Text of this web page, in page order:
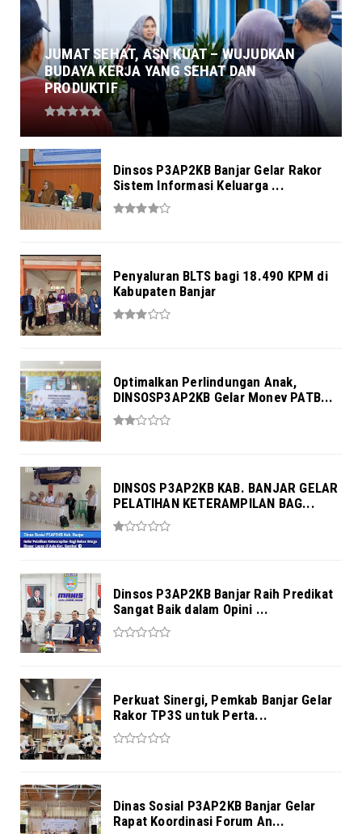
JUMAT SEHAT, ASN KUAT – WUJUDKAN
BUDAYA KERJA YANG SEHAT DAN
PRODUKTIF
Dinsos P3AP2KB Banjar Gelar Rakor
Sistem Informasi Keluarga ...
Penyaluran BLTS bagi 18.490 KPM di
Kabupaten Banjar
Optimalkan Perlindungan Anak,
DINSOSP3AP2KB Gelar Monev PATB...
DINSOS P3AP2KB KAB. BANJAR GELAR
PELATIHAN KETERAMPILAN BAG...
Dinsos P3AP2KB Banjar Raih Predikat
Sangat Baik dalam Opini ...
Perkuat Sinergi, Pemkab Banjar Gelar
Rakor TP3S untuk Perta...
Dinas Sosial P3AP2KB Banjar Gelar
Rapat Koordinasi Forum An...